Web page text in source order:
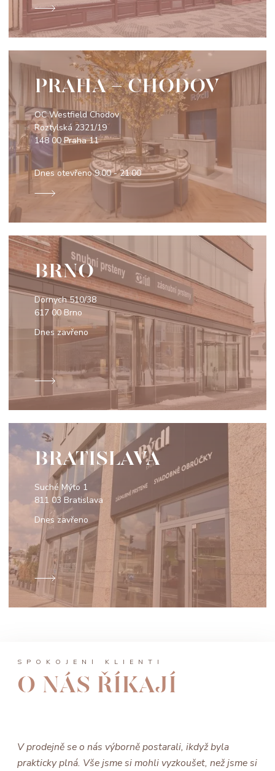
PRAHA - CHODOV
OC Westfield Chodov
Roztylská 2321/19
148 00 Praha 11
Dnes otevřeno9:00 - 21:00
BRNO
Dornych 510/38
617 00 Brno
Dnes zavřeno
BRATISLAVA
Suché Mýto 1
811 03 Bratislava
Dnes zavřeno
SPOKOJENÍ KLIENTI
O NÁS ŘÍKAJÍ
V prodejně se o nás výborně postarali, ikdyž byla
prakticky plná. Vše jsme si mohli vyzkoušet, než jsme si